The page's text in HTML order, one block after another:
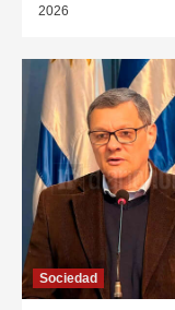
2026
Sociedad